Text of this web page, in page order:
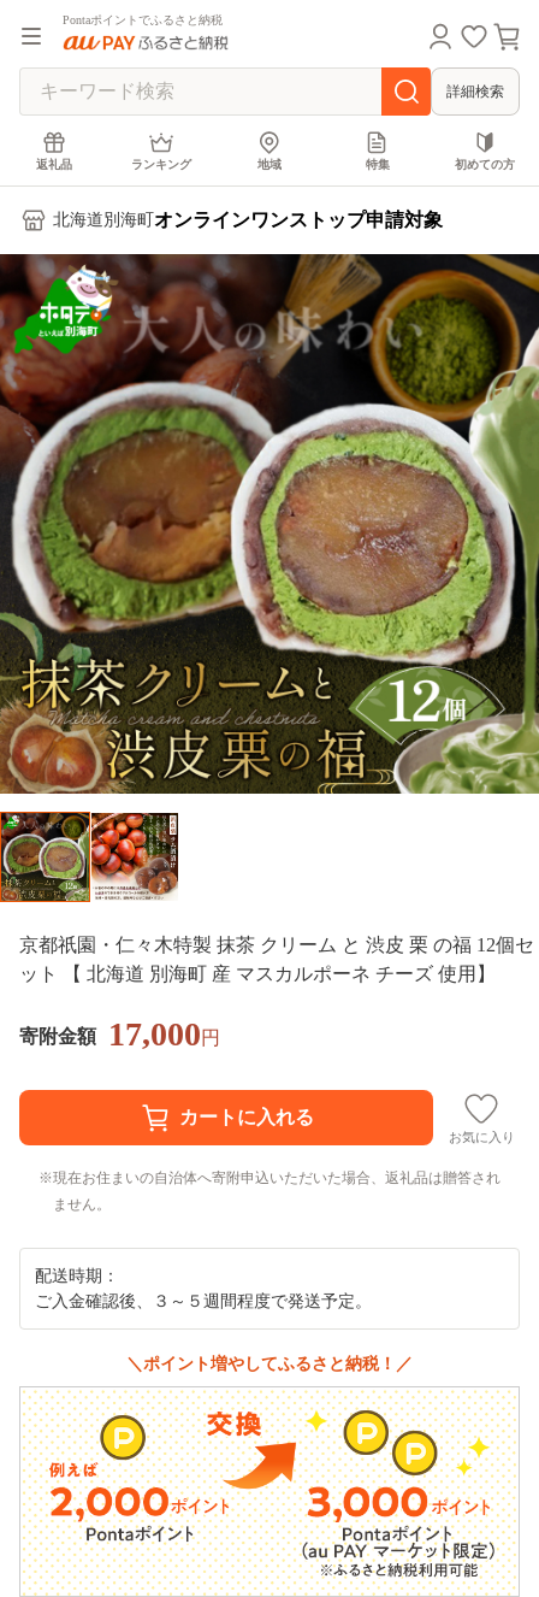
Pontaポイントでふるさと納税
詳細検索
返礼品 ランキング 地域 特集 初めての方
北海道別海町 オンラインワンストップ申請対象
京都祇園・仁々木特製 抹茶 クリーム と 渋皮 栗 の福 12個セ
ット 【 北海道 別海町 産 マスカルポーネ チーズ 使用】
寄附金額 17,000円
お気に入り
現在お住まいの自治体へ寄附申込いただいた場合、返礼品は贈答され
ません。
配送時期：
ご入金確認後、３～５週間程度で発送予定。
＼ポイント増やしてふるさと納税！／